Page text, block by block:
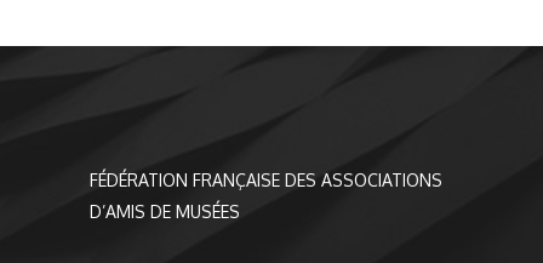
FÉDÉRATION FRANÇAISE DES ASSOCIATIONS
D’AMIS DE MUSÉES